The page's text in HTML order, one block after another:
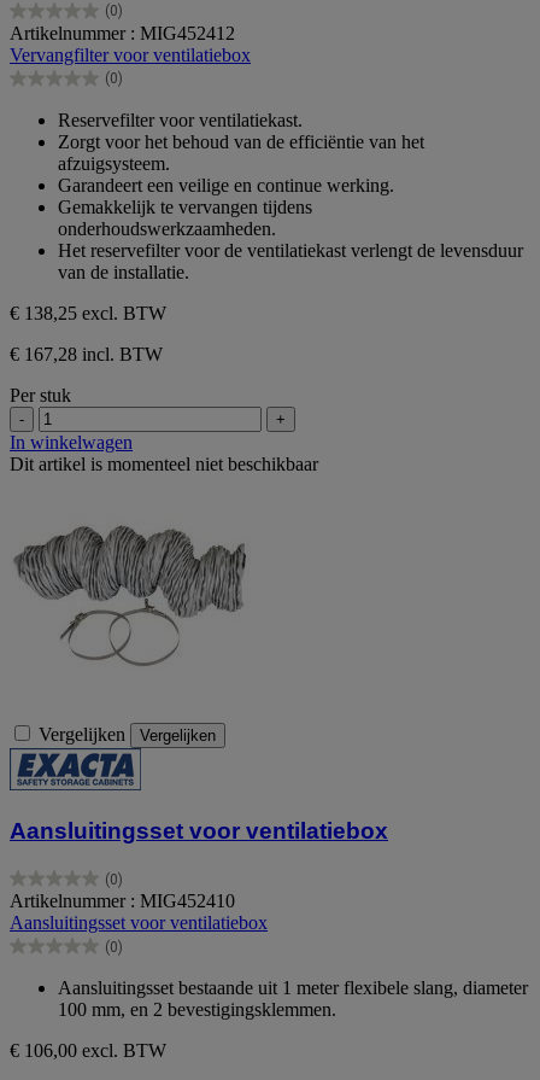
(0)
0.0
van
de
5
Artikelnummer : MIG452412
Vervangfilter voor ventilatiebox
(0)
0.0
sterren.
Reservefilter voor ventilatiekast.
Zorgt voor het behoud van de efficiëntie van het
afzuigsysteem.
Garandeert een veilige en continue werking.
Gemakkelijk te vervangen tijdens
onderhoudswerkzaamheden.
Het reservefilter voor de ventilatiekast verlengt de levensduur
van de installatie.
€ 138,25 excl. BTW
€ 167,28 incl. BTW
Per stuk
- +
In winkelwagen
Dit artikel is momenteel niet beschikbaar
Vergelijken Vergelijken
Aansluitingsset voor ventilatiebox
(0)
0.0
van
de
5
Artikelnummer : MIG452410
Aansluitingsset voor ventilatiebox
(0)
0.0
sterren.
Aansluitingsset bestaande uit 1 meter flexibele slang, diameter
100 mm, en 2 bevestigingsklemmen.
€ 106,00 excl. BTW